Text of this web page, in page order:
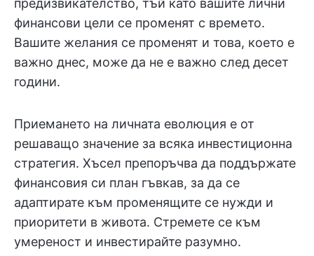
предизвикателство, тъй като вашите лични
финансови цели се променят с времето.
Вашите желания се променят и това, което е
важно днес, може да не е важно след десет
години.
Приемането на личната еволюция е от
решаващо значение за всяка инвестиционна
стратегия. Хъсел препоръчва да поддържате
финансовия си план гъвкав, за да се
адаптирате към променящите се нужди и
приоритети в живота. Стремете се към
умереност и инвестирайте разумно.